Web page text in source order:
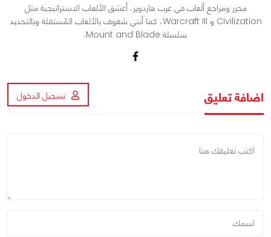
محرر ومراجع ألعاب في عرب هاردوير، أعشق الألعاب الاستراتيجية مثل
Civilization و Warcraft III، كما أنني شغوف بالألعاب المُستقلة وبالتحديد
سلسلة Mount and Blade.
اضافة تعليق تسجيل الدخول